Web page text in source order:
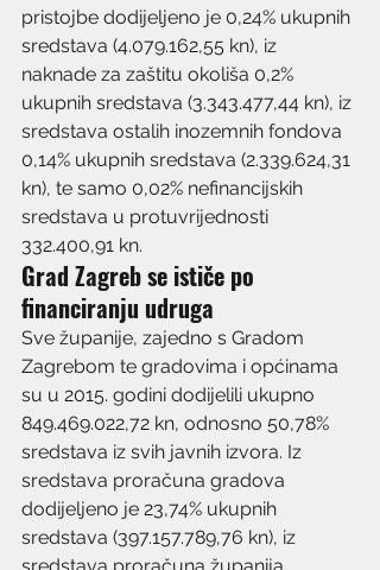
pristojbe dodijeljeno je 0,24% ukupnih
sredstava (4.079.162,55 kn), iz
naknade za zaštitu okoliša 0,2%
ukupnih sredstava (3.343.477,44 kn), iz
sredstava ostalih inozemnih fondova
0,14% ukupnih sredstava (2.339.624,31
kn), te samo 0,02% nefinancijskih
sredstava u protuvrijednosti
332.400,91 kn.
Grad Zagreb se ističe po
financiranju udruga
Sve županije, zajedno s Gradom
Zagrebom te gradovima i općinama
su u 2015. godini dodijelili ukupno
849.469.022,72 kn, odnosno 50,78%
sredstava iz svih javnih izvora. Iz
sredstava proračuna gradova
dodijeljeno je 23,74% ukupnih
sredstava (397.157.789,76 kn), iz